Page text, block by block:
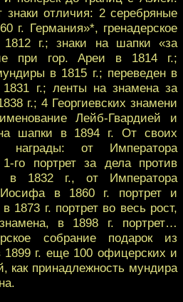
отличия: 2 серебряные
г. Германия»*, гренадерское
г.; знаки на шапки «за
при гор. Ареи в 1814 г.;
в 1815 г.; переведен в
1831 г.; ленты на знамена за
г.; 4 Георгиевских знамени
Лейб-Гвардией и
шапки в 1894 г. От своих
от Императора
го портрет за дела против
в 1832 г., от Императора
Иосифа в 1860 г. портрет и
1873 г. портрет во весь рост,
в 1898 г. портрет…
собрание подарок из
г. еще 100 офицерских и
как принадлежность мундира